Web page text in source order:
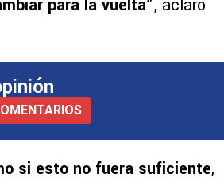
para la vuelta”, aclaró
si esto no fuera suficiente,